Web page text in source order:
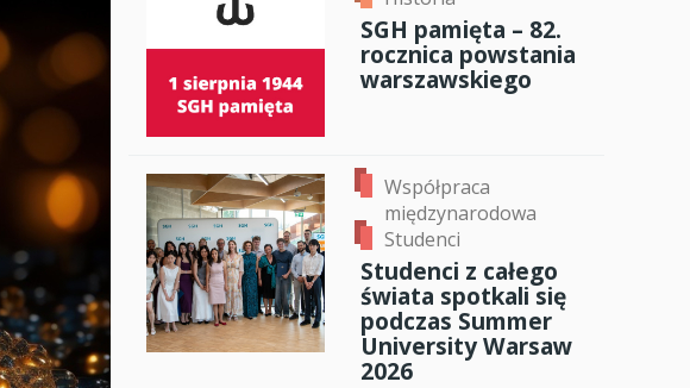
Studenci i doktoranci
Absolwenci
Współpraca międzynarodowa
Współpraca z otoczeniem
Sport
Historia
Wspomnienia
SGH pamięta – 82.
rocznica powstania
warszawskiego
Współpraca
międzynarodowa
Studenci
Studenci z całego
świata spotkali się
podczas Summer
University Warsaw
2026